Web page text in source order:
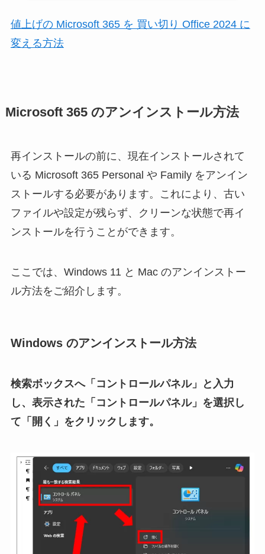
値上げの Microsoft 365 を 買い切り Office 2024 に
変える方法
Microsoft 365 のアンインストール方法
再インストールの前に、現在インストールされて
いる Microsoft 365 Personal や Family をアンイン
ストールする必要があります。これにより、古い
ファイルや設定が残らず、クリーンな状態で再イ
ンストールを行うことができます。
ここでは、Windows 11 と Mac のアンインストー
ル方法をご紹介します。
Windows のアンインストール方法
検索ボックスへ「コントロールパネル」と入力
し、表示された「コントロールパネル」を選択し
て「開く」をクリックします。